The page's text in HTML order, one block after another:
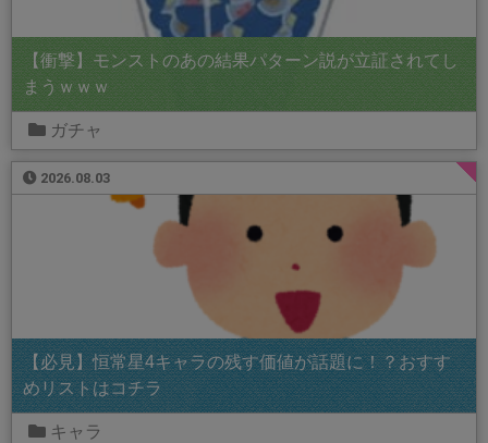
【衝撃】モンストのあの結果パターン説が立証されてし
まうｗｗｗ
ガチャ
2026.08.03
【必見】恒常星4キャラの残す価値が話題に！？おすす
めリストはコチラ
キャラ